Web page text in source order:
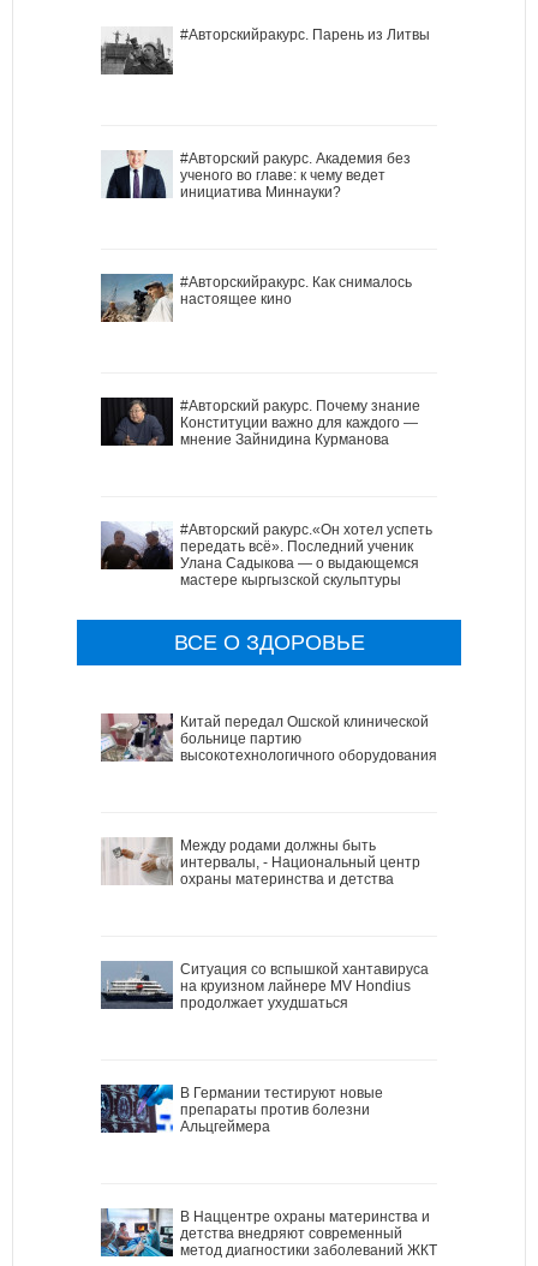
#Авторскийракурс. Парень из Литвы
#Авторский ракурс. Академия без
ученого во главе: к чему ведет
инициатива Миннауки?
#Авторскийракурс. Как снималось
настоящее кино
#Авторский ракурс. Почему знание
Конституции важно для каждого —
мнение Зайнидина Курманова
#Авторский ракурс.«Он хотел успеть
передать всё». Последний ученик
Улана Садыкова — о выдающемся
мастере кыргызской скульптуры
ВСЕ О ЗДОРОВЬЕ
Китай передал Ошской клинической
больнице партию
высокотехнологичного оборудования
Между родами должны быть
интервалы, - Национальный центр
охраны материнства и детства
Ситуация со вспышкой хантавируса
на круизном лайнере MV Hondius
продолжает ухудшаться
В Германии тестируют новые
препараты против болезни
Альцгеймера
В Наццентре охраны материнства и
детства внедряют современный
метод диагностики заболеваний ЖКТ